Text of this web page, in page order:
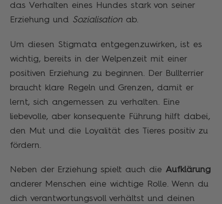
das Verhalten eines Hundes stark von seiner
Erziehung und Sozialisation ab.
Um diesen Stigmata entgegenzuwirken, ist es
wichtig, bereits in der Welpenzeit mit einer
positiven Erziehung zu beginnen. Der Bullterrier
braucht klare Regeln und Grenzen, damit er
lernt, sich angemessen zu verhalten. Eine
liebevolle, aber konsequente Führung hilft dabei,
den Mut und die Loyalität des Tieres positiv zu
fördern.
Neben der Erziehung spielt auch dieAufklärung
anderer Menschen eine wichtige Rolle. Wenn du
dich verantwortungsvoll verhältst und deinen